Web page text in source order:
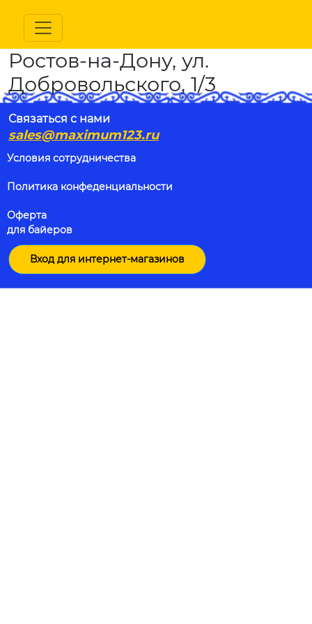
Ростов-на-Дону, ул.
Добровольского, 1/3
Связаться с нами
sales@maximum123.ru
Условия сотрудничества
Политика конфеденциальности
Оферта
для байеров
Вход для интернет-магазинов